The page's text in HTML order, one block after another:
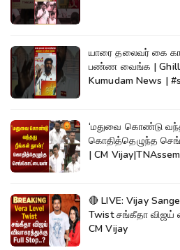
யாரை தலைவர் கை
பண்ண வைங்க |
Kumudam News |
‘மதுவை கொண்டு
கொதித்தெழுந்த
| CM
🔴 LIVE: Vijay
Twist சங்கீதா விஜய்
CM Vijay